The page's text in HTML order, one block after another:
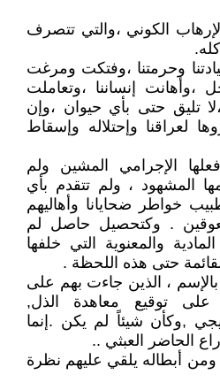
الإرهاب الكوني ،والتي تتصرف
وحرمتنا ،وفتكت ومرغت
،وأهانت إنساننا ،وتعاملت
تليق حتى بأي حيوان ،وإن
لعراقنا وإحتلاله وإسقاط
الإجرامي المشين ولم
المشهود ، ولم تتقدم بأي
خواطر ضحايانا وأهاليهم
. وكتحصيل حاصل لم
والمعنوية التي خلفها
حتى هذه اللحظة .
بالإسم ، الذين جاءت بهم على
على توقيع معاهدة الذل,
,وكأن شيئاً لم يكن .إنما
الحاضر العبثي ..
أبطاله يلقي عليهم نظرة